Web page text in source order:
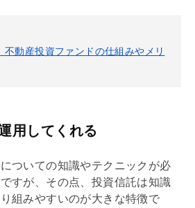
不動産投資ファンドの仕組みやメリ
用してくれる
ついての知識やテクニックが必
すが、その点、投資信託は知識
組みやすいのが大きな特徴で